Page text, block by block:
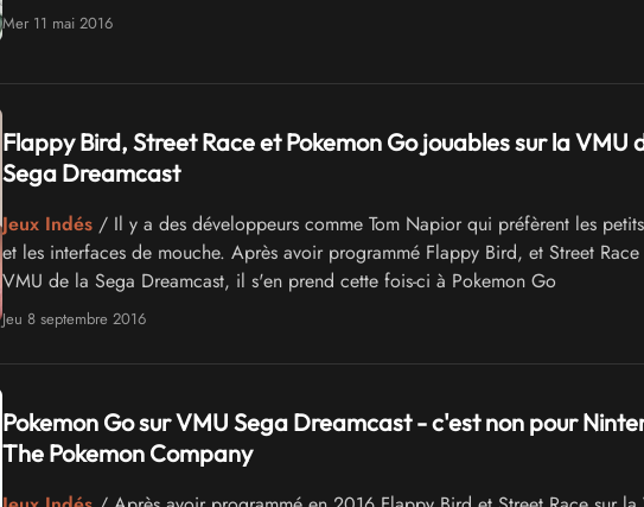
Mer 11 mai 2016
Flappy Bird, Street Race et Pokemon Go jouables sur la VMU
Sega Dreamcast
Jeux Indés/ Il y a des développeurs comme Tom Napior qui préfèrent les
et les interfaces de mouche. Après avoir programmé Flappy Bird, et Street Race
VMU de la Sega Dreamcast, il s'en prend cette fois-ci à Pokemon Go
Jeu 8 septembre 2016
Pokemon Go sur VMU Sega Dreamcast - c'est non pour
The Pokemon Company